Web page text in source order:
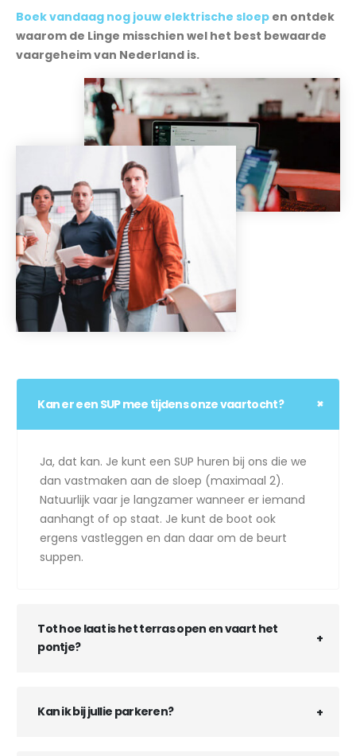
Boek vandaag nog jouw elektrische sloep en ontdek
waarom de Linge misschien wel het best bewaarde
vaargeheim van Nederland is.
Kan er een SUP mee tijdens onze vaartocht?
Ja, dat kan. Je kunt een SUP huren bij ons die we
dan vastmaken aan de sloep (maximaal 2).
Natuurlijk vaar je langzamer wanneer er iemand
aanhangt of op staat. Je kunt de boot ook
ergens vastleggen en dan daar om de beurt
suppen.
Tot hoe laat is het terras open en vaart het
pontje?
Kan ik bij jullie parkeren?